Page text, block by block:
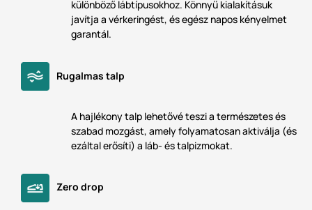
különböző lábtípusokhoz. Könnyű kialakításuk
javítja a vérkeringést, és egész napos kényelmet
garantál.
Rugalmas talp
A hajlékony talp lehetővé teszi a természetes és
szabad mozgást, amely folyamatosan aktiválja (és
ezáltal erősíti) a láb- és talpizmokat.
Zero drop